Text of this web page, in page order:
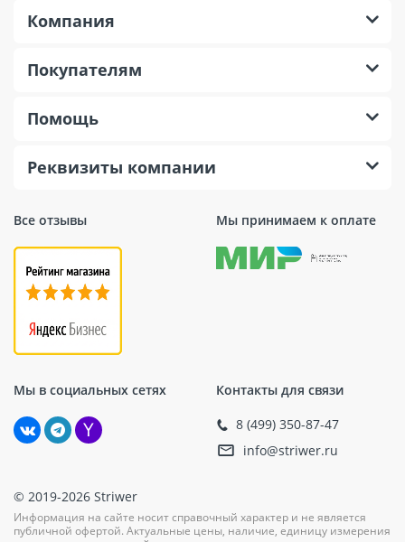
Все отзывы Мы принимаем к оплате
Мы в социальных сетях Контакты для связи
8 (499) 350-87-47
info@striwer.ru
Компания
Покупателям
Помощь
Реквизиты компании
© 2019-2026 Striwer
Информация на сайте носит справочный характер и не является
публичной офертой. Актуальные цены, наличие, единицу измерения